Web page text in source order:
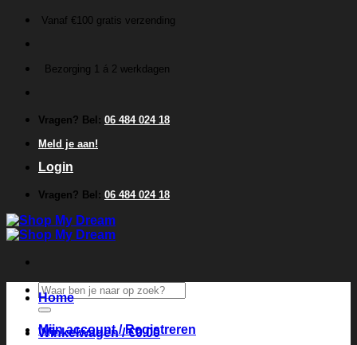
inhoud
Vanaf €100 gratis verzending
Bezorging 1 á 2 werkdagen
Vragen? Bel: 06 484 024 18
Meld je aan!
Login
Vragen? Bel: 06 484 024 18
Zoeken
naar:
Winkelwagen /€0.00
Home
Mijn account / Registreren